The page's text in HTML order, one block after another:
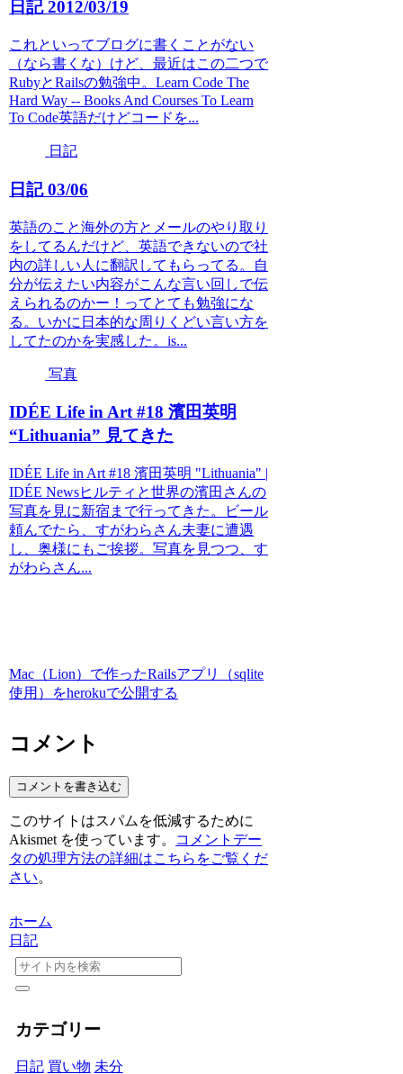
日記 2012/03/19
これといってブログに書くことがない
（なら書くな）けど、最近はこの二つで
RubyとRailsの勉強中。Learn Code The
Hard Way -- Books And Courses To Learn
To Code英語だけどコードを...
日記
日記 03/06
英語のこと海外の方とメールのやり取り
をしてるんだけど、英語できないので社
内の詳しい人に翻訳してもらってる。自
分が伝えたい内容がこんな言い回しで伝
えられるのかー！ってとても勉強にな
る。いかに日本的な周りくどい言い方を
してたのかを実感した。is...
写真
IDÉE Life in Art #18 濱田英明
“Lithuania” 見てきた
IDÉE Life in Art #18 濱田英明 "Lithuania" |
IDÉE Newsヒルティと世界の濱田さんの
写真を見に新宿まで行ってきた。ビール
頼んでたら、すがわらさん夫妻に遭遇
し、奥様にもご挨拶。写真を見つつ、す
がわらさん...
Mac（Lion）で作ったRailsアプリ（sqlite
使用）をherokuで公開する
コメント
コメントを書き込む
このサイトはスパムを低減するために
Akismet を使っています。
コメントデー
タの処理方法の詳細はこちらをご覧くだ
さい。
ホーム
日記
カテゴリー
日記 買い物 未分